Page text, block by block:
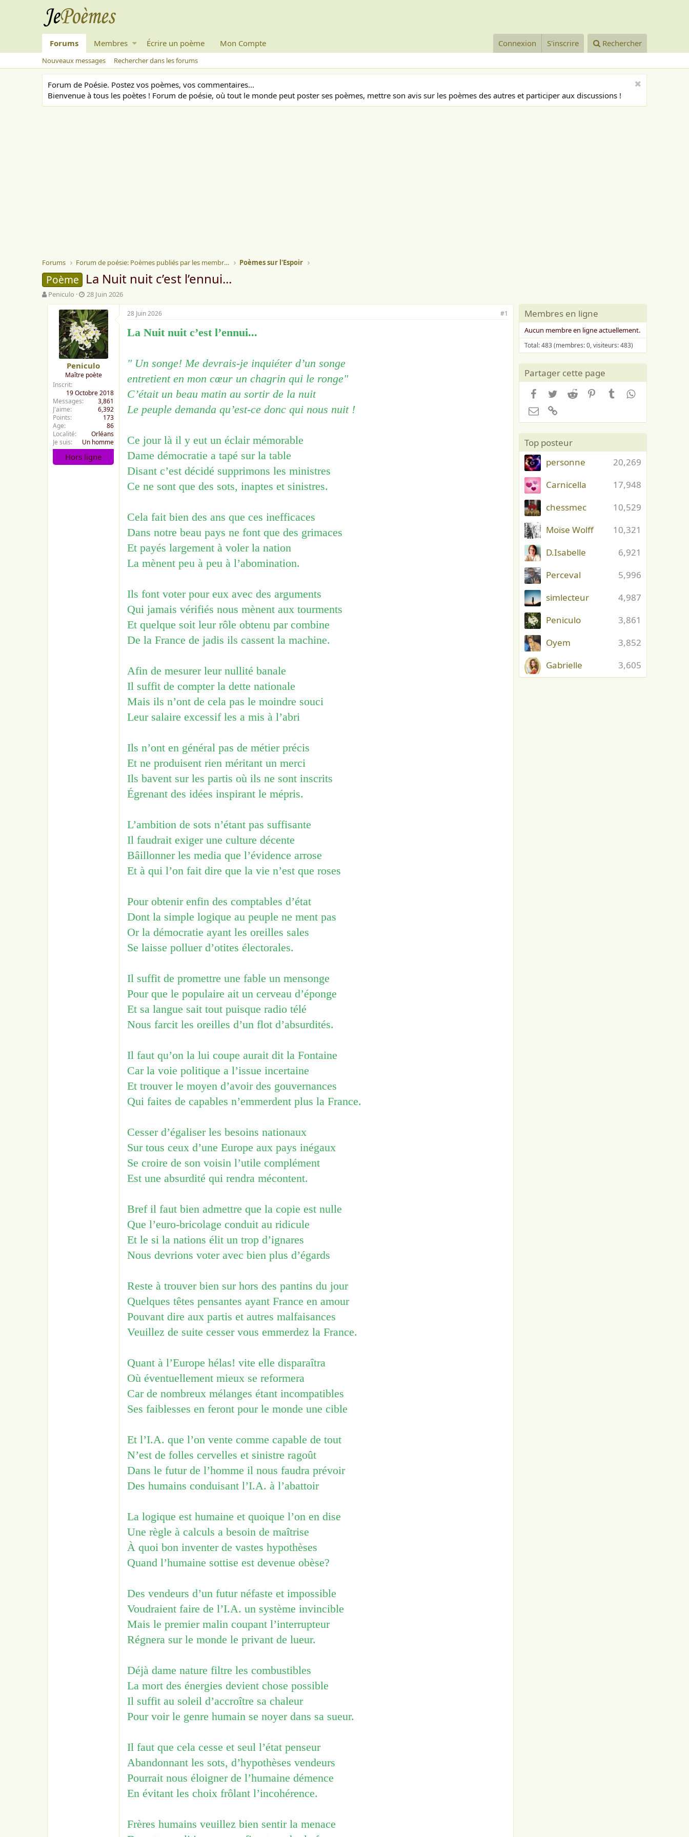
Forums Membres Écrire un poème Mon Compte Connexion S'inscrire Rechercher
Nouveaux messages Rechercher dans les forums
Forum de Poésie. Postez vos poèmes, vos commentaires...
Bienvenue à tous les poètes ! Forum de poésie, où tout le monde peut poster ses poèmes, mettre son avis sur les poèmes des autres et participer aux discussions !
Forums Forum de poésie: Poèmes publiés par les membres Poèmes sur l'Espoir
Poème La Nuit nuit c’est l’ennui...
A
u
Peniculo
D
a
t
e
d
e
d
é
b
u
28 Juin 2026
Peniculo
Maître poète
Inscrit
19 Octobre 2018
Messages
3,861
J'aime
6,392
Points
173
Age
86
Localité
Orléans
Je suis
Un homme
Hors ligne
28 Juin 2026 #1
La Nuit nuit c’est l’ennui...
" Un songe! Me devrais-je inquiéter d’un songe
entretient en mon cœur un chagrin qui le ronge"
C’était un beau matin au sortir de la nuit
Le peuple demanda qu’est-ce donc qui nous nuit !
Ce jour là il y eut un éclair mémorable
Dame démocratie a tapé sur la table
Disant c’est décidé supprimons les ministres
Ce ne sont que des sots, inaptes et sinistres.
Cela fait bien des ans que ces inefficaces
Dans notre beau pays ne font que des grimaces
Et payés largement à voler la nation
La mènent peu à peu à l’abomination.
Ils font voter pour eux avec des arguments
Qui jamais vérifiés nous mènent aux tourments
Et quelque soit leur rôle obtenu par combine
De la France de jadis ils cassent la machine.
Afin de mesurer leur nullité banale
Il suffit de compter la dette nationale
Mais ils n’ont de cela pas le moindre souci
Leur salaire excessif les a mis à l’abri
Ils n’ont en général pas de métier précis
Et ne produisent rien méritant un merci
Ils bavent sur les partis où ils ne sont inscrits
Égrenant des idées inspirant le mépris.
L’ambition de sots n’étant pas suffisante
Il faudrait exiger une culture décente
Bâillonner les media que l’évidence arrose
Et à qui l’on fait dire que la vie n’est que roses
Pour obtenir enfin des comptables d’état
Dont la simple logique au peuple ne ment pas
Or la démocratie ayant les oreilles sales
Se laisse polluer d’otites électorales.
Il suffit de promettre une fable un mensonge
Pour que le populaire ait un cerveau d’éponge
Et sa langue sait tout puisque radio télé
Nous farcit les oreilles d’un flot d’absurdités.
Il faut qu’on la lui coupe aurait dit la Fontaine
Car la voie politique a l’issue incertaine
Et trouver le moyen d’avoir des gouvernances
Qui faites de capables n’emmerdent plus la France.
Cesser d’égaliser les besoins nationaux
Sur tous ceux d’une Europe aux pays inégaux
Se croire de son voisin l’utile complément
Est une absurdité qui rendra mécontent.
Bref il faut bien admettre que la copie est nulle
Que l’euro-bricolage conduit au ridicule
Et le si la nations élit un trop d’ignares
Nous devrions voter avec bien plus d’égards
Reste à trouver bien sur hors des pantins du jour
Quelques têtes pensantes ayant France en amour
Pouvant dire aux partis et autres malfaisances
Veuillez de suite cesser vous emmerdez la France.
Quant à l’Europe hélas! vite elle disparaîtra
Où éventuellement mieux se reformera
Car de nombreux mélanges étant incompatibles
Ses faiblesses en feront pour le monde une cible
Et l’I.A. que l’on vente comme capable de tout
N’est de folles cervelles et sinistre ragoût
Dans le futur de l’homme il nous faudra prévoir
Des humains conduisant l’I.A. à l’abattoir
La logique est humaine et quoique l’on en dise
Une règle à calculs a besoin de maîtrise
À quoi bon inventer de vastes hypothèses
Quand l’humaine sottise est devenue obèse?
Des vendeurs d’un futur néfaste et impossible
Voudraient faire de l’I.A. un système invincible
Mais le premier malin coupant l’interrupteur
Régnera sur le monde le privant de lueur.
Déjà dame nature filtre les combustibles
La mort des énergies devient chose possible
Il suffit au soleil d’accroître sa chaleur
Pour voir le genre humain se noyer dans sa sueur.
Il faut que cela cesse et seul l’état penseur
Abandonnant les sots, d’hypothèses vendeurs
Pourrait nous éloigner de l’humaine démence
En évitant les choix frôlant l’incohérence.
Frères humains veuillez bien sentir la menace
Membres en ligne
Aucun membre en ligne actuellement.
Total: 483 (membres: 0, visiteurs: 483)
Partager cette page
Facebook
TwitterReddit PinterestTumblrWhatsApp
Email
Top posteur
20,269
personne
17,948
Carnicella
10,529
chessmec
10,321
Moïse Wolff
6,921
D.Isabelle
5,996
Perceval
4,987
simlecteur
3,861
Peniculo
3,852
Oyem
3,605
Gabrielle